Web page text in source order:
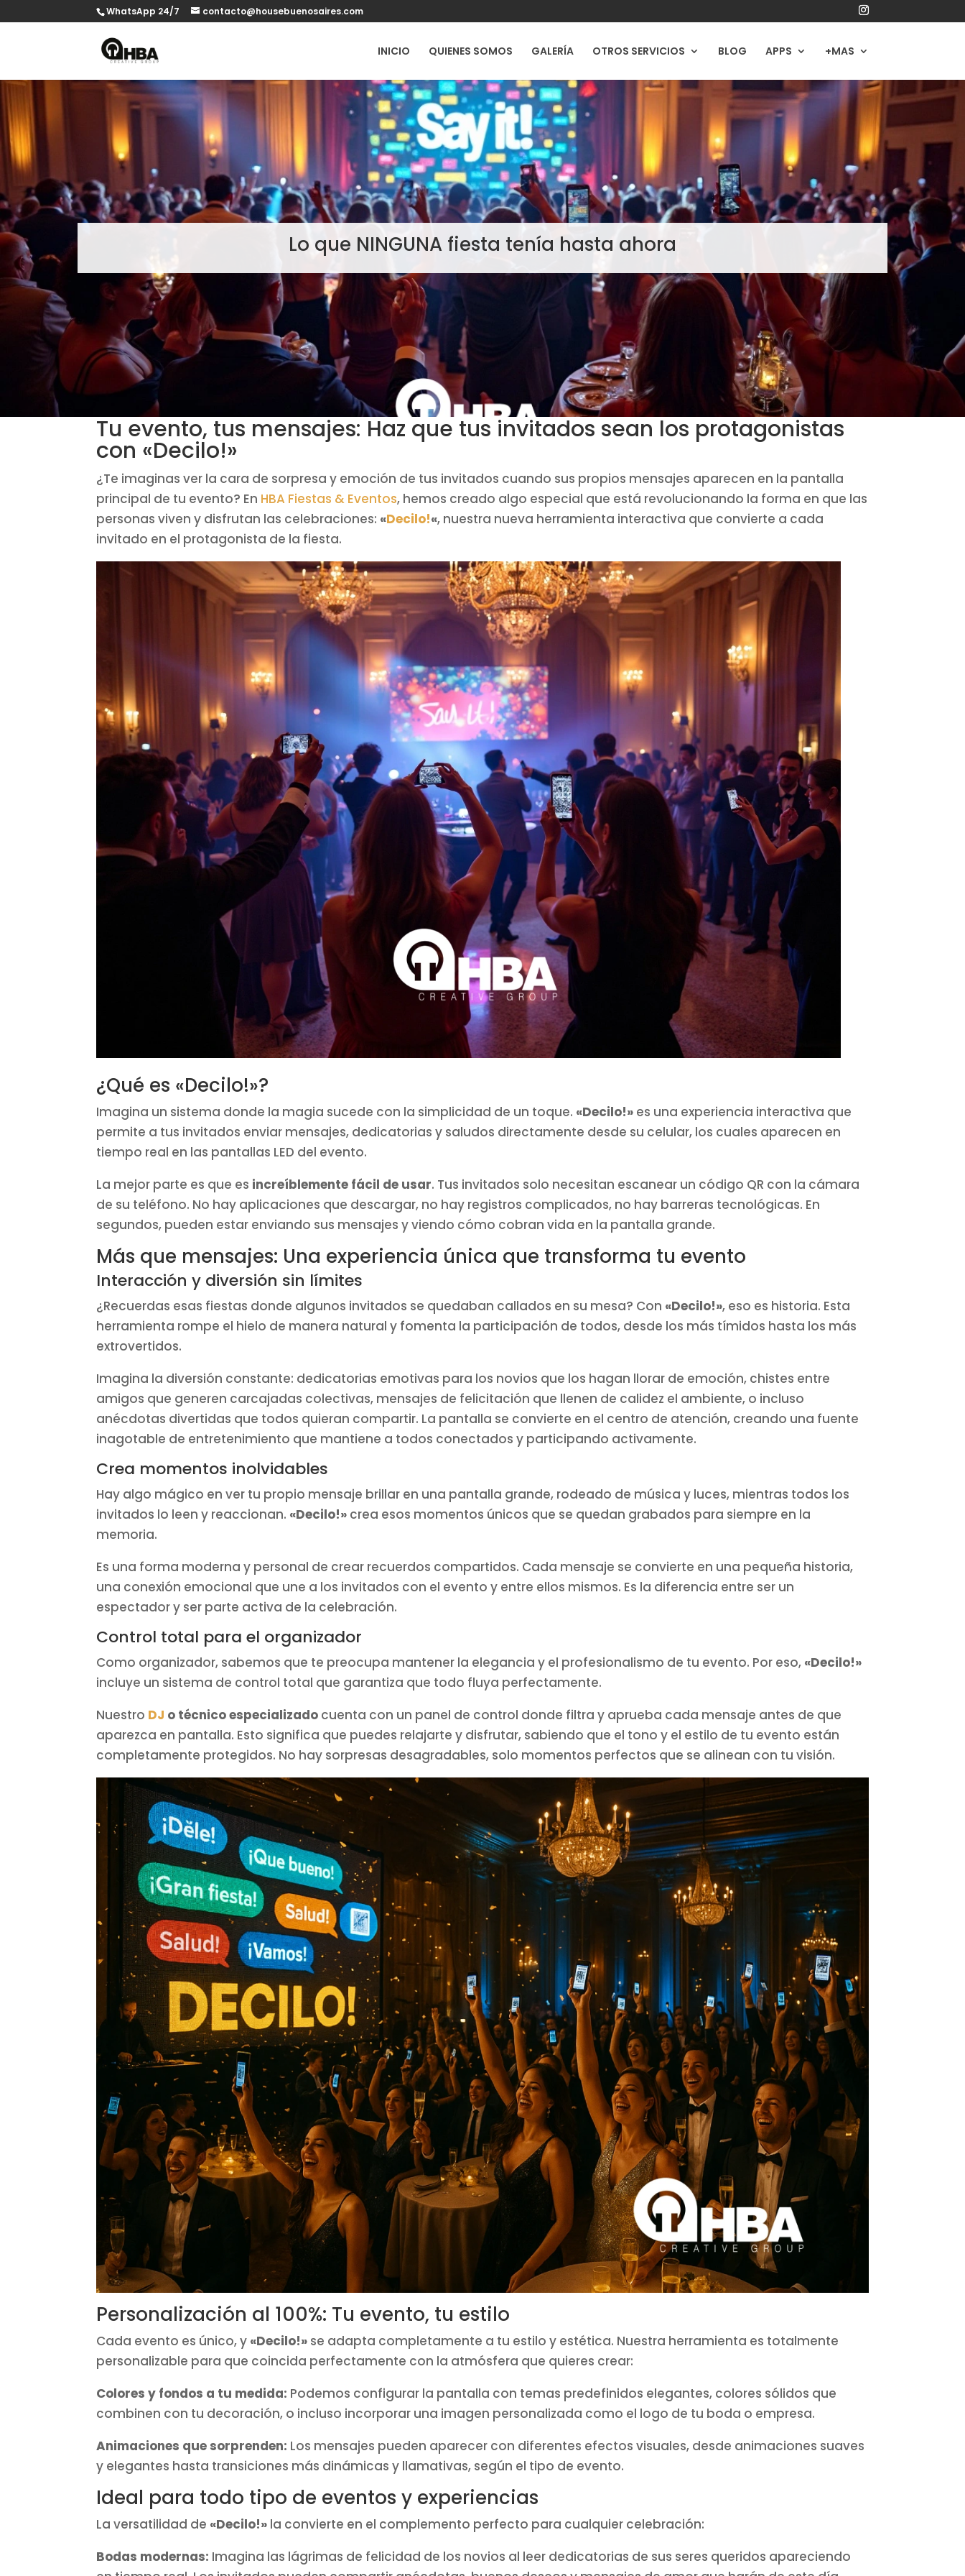
WhatsApp 24/7 contacto@housebuenosaires.com
INICIO QUIENES SOMOS GALERÍA OTROS SERVICIOS BLOG APPS +MAS
Lo que NINGUNA fiesta tenía hasta ahora
Tu evento, tus mensajes: Haz que tus invitados sean los protagonistas
con «Decilo!»
¿Te imaginas ver la cara de sorpresa y emoción de tus invitados cuando sus propios mensajes aparecen en la pantalla
principal de tu evento? En HBA Fiestas & Eventos, hemos creado algo especial que está revolucionando la forma en que las
personas viven y disfrutan las celebraciones: «Decilo!«, nuestra nueva herramienta interactiva que convierte a cada
invitado en el protagonista de la fiesta.
¿Qué es «Decilo!»?
Imagina un sistema donde la magia sucede con la simplicidad de un toque. «Decilo!» es una experiencia interactiva que
permite a tus invitados enviar mensajes, dedicatorias y saludos directamente desde su celular, los cuales aparecen en
tiempo real en las pantallas LED del evento.
La mejor parte es que es increíblemente fácil de usar. Tus invitados solo necesitan escanear un código QR con la cámara
de su teléfono. No hay aplicaciones que descargar, no hay registros complicados, no hay barreras tecnológicas. En
segundos, pueden estar enviando sus mensajes y viendo cómo cobran vida en la pantalla grande.
Más que mensajes: Una experiencia única que transforma tu evento
Interacción y diversión sin límites
¿Recuerdas esas fiestas donde algunos invitados se quedaban callados en su mesa? Con «Decilo!», eso es historia. Esta
herramienta rompe el hielo de manera natural y fomenta la participación de todos, desde los más tímidos hasta los más
extrovertidos.
Imagina la diversión constante: dedicatorias emotivas para los novios que los hagan llorar de emoción, chistes entre
amigos que generen carcajadas colectivas, mensajes de felicitación que llenen de calidez el ambiente, o incluso
anécdotas divertidas que todos quieran compartir. La pantalla se convierte en el centro de atención, creando una fuente
inagotable de entretenimiento que mantiene a todos conectados y participando activamente.
Crea momentos inolvidables
Hay algo mágico en ver tu propio mensaje brillar en una pantalla grande, rodeado de música y luces, mientras todos los
invitados lo leen y reaccionan. «Decilo!» crea esos momentos únicos que se quedan grabados para siempre en la
memoria.
Es una forma moderna y personal de crear recuerdos compartidos. Cada mensaje se convierte en una pequeña historia,
una conexión emocional que une a los invitados con el evento y entre ellos mismos. Es la diferencia entre ser un
espectador y ser parte activa de la celebración.
Control total para el organizador
Como organizador, sabemos que te preocupa mantener la elegancia y el profesionalismo de tu evento. Por eso, «Decilo!»
incluye un sistema de control total que garantiza que todo fluya perfectamente.
Nuestro DJ o técnico especializado cuenta con un panel de control donde filtra y aprueba cada mensaje antes de que
aparezca en pantalla. Esto significa que puedes relajarte y disfrutar, sabiendo que el tono y el estilo de tu evento están
completamente protegidos. No hay sorpresas desagradables, solo momentos perfectos que se alinean con tu visión.
Personalización al 100%: Tu evento, tu estilo
Cada evento es único, y «Decilo!» se adapta completamente a tu estilo y estética. Nuestra herramienta es totalmente
personalizable para que coincida perfectamente con la atmósfera que quieres crear:
Colores y fondos a tu medida: Podemos configurar la pantalla con temas predefinidos elegantes, colores sólidos que
combinen con tu decoración, o incluso incorporar una imagen personalizada como el logo de tu boda o empresa.
Animaciones que sorprenden: Los mensajes pueden aparecer con diferentes efectos visuales, desde animaciones suaves
y elegantes hasta transiciones más dinámicas y llamativas, según el tipo de evento.
Ideal para todo tipo de eventos y experiencias
La versatilidad de «Decilo!» la convierte en el complemento perfecto para cualquier celebración:
Bodas modernas: Imagina las lágrimas de felicidad de los novios al leer dedicatorias de sus seres queridos apareciendo